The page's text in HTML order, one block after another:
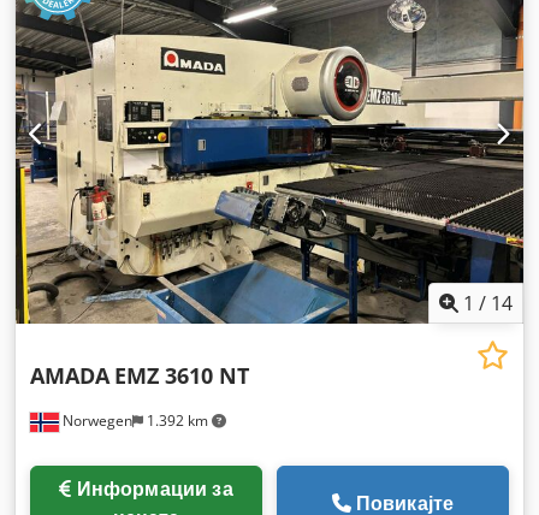
1 / 14
Norwegen 1.392 km
AMADA EMZ 3610 NT
Повикајте